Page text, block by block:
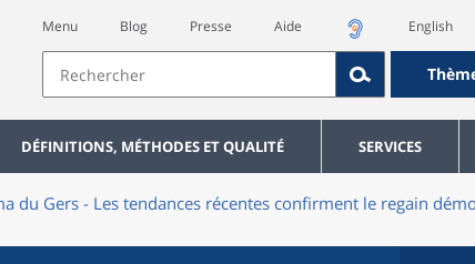
Menu Blog Presse Aide English
DÉFINITIONS, MÉTHODES ET QUALITÉ SERVICES
du Gers - Les tendances récentes confirment le regain